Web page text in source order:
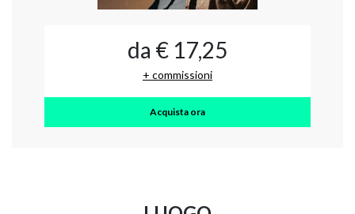
da € 17,25
+ commissioni
Acquista ora